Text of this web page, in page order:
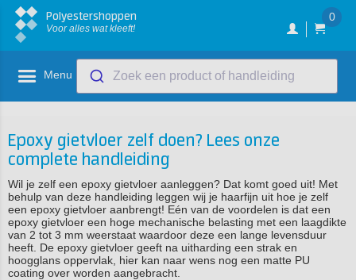
Polyestershoppen
Voor alles wat kleeft!
0
Menu Zoek een product of handleiding
Epoxy gietvloer zelf doen? Lees onze
complete handleiding
Wil je zelf een epoxy gietvloer aanleggen? Dat komt goed uit! Met
behulp van deze handleiding leggen wij je haarfijn uit hoe je zelf
een epoxy gietvloer aanbrengt! Eén van de voordelen is dat een
epoxy gietvloer een hoge mechanische belasting met een laagdikte
van 2 tot 3 mm weerstaat waardoor deze een lange levensduur
heeft. De epoxy gietvloer geeft na uitharding een strak en
hoogglans oppervlak, hier kan naar wens nog een matte PU
coating over worden aangebracht.